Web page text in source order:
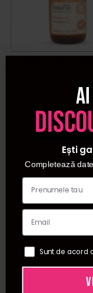
Aroma Sense
LEI /
Adauga in
Ești
Completează
Sunt de acord